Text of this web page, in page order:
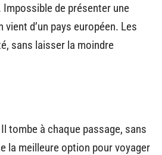
de présenter une
d’un pays européen. Les
sans laisser la moindre
tombe à chaque passage, sans
la meilleure option pour voyager